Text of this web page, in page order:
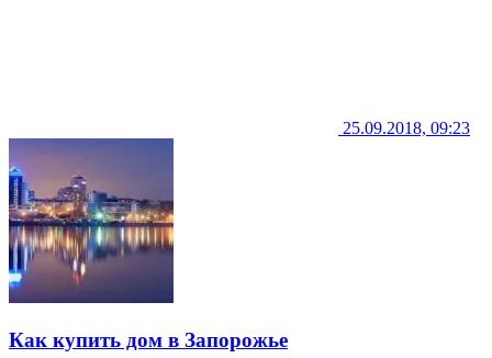
25.09.2018, 09:23
Как купить дом в Запорожье